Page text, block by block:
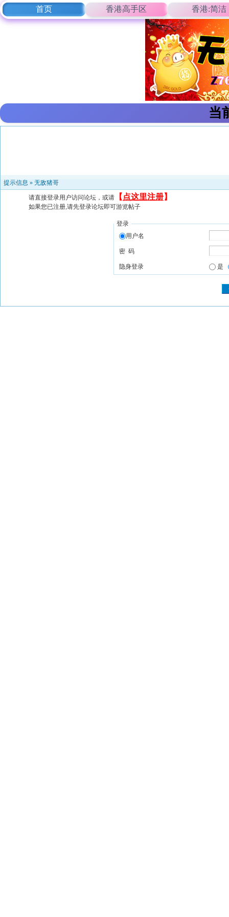
首页 香港高手区 香港:简洁
当
提示信息 » 无敌猪哥
请直接登录用户访问论坛，或请 【 点这里注册】
如果您已注册,请先登录论坛即可游览帖子
登录
用户名
密 码
隐身登录 是